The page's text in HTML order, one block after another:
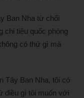
Ban Nha từ chối
chi tiêu quốc phòng
có thứ gì mà
Tây Ban Nha, tôi có
điều gì tôi muốn với